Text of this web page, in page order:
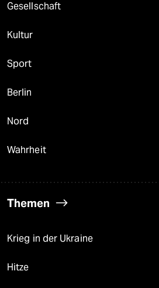
Gesellschaft
Kultur
Sport
Berlin
Nord
Wahrheit
Themen
Krieg in der Ukraine
Hitze